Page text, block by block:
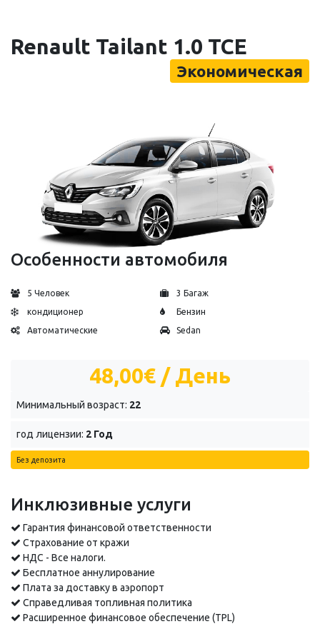
Renault Tailant 1.0 TCE
Экономическая
Особенности автомобиля
5 Человек
3 Багаж
кондиционер
Бензин
Автоматические
Sedan
48,00€ / День
Минимальный возраст: 22
год лицензии: 2 Год
Без депозита
Инклюзивные услуги
Гарантия финансовой ответственности
Страхование от кражи
НДС - Все налоги.
Бесплатное аннулирование
Плата за доставку в аэропорт
Справедливая топливная политика
Расширенное финансовое обеспечение (TPL)